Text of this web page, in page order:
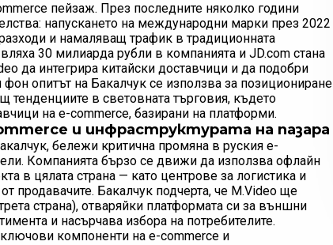
пейзаж. През последните няколко години
напускането на международни марки през 2022
и намаляващ трафик в традиционната
30 милиарда рубли в компанията и JD.com стана
да интегрира китайски доставчици и да подобри
опитът на Бакалчук се използва за позициониране
тенденциите в световната търговия, където
на e-commerce, базирани на платформи.
и инфраструктурата на пазара
бележи критична промяна в руския e-
Компанията бързо се движи да използва офлайн
в цялата страна — като центрове за логистика и
продавачите. Бакалчук подчерта, че M.Video ще
страна), отваряйки платформата си за външни
и насърчава избора на потребителите.
компоненти на e-commerce и